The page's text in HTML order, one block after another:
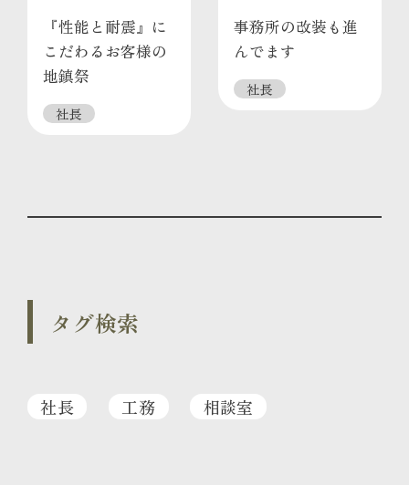
『性能と耐震』に
こだわるお客様の
地鎮祭
社長
事務所の改装も進
んでます
社長
タグ検索
社長 工務 相談室